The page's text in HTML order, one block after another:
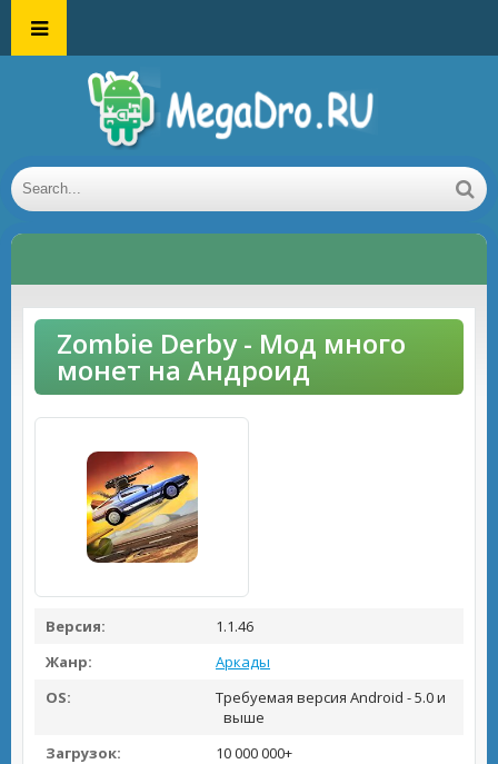
Zombie Derby - Мод много
монет на Андроид
Версия:
1.1.46
Жанр:
Аркады
OS:
Требуемая версия Android - 5.0 и
выше
Загрузок:
10 000 000+